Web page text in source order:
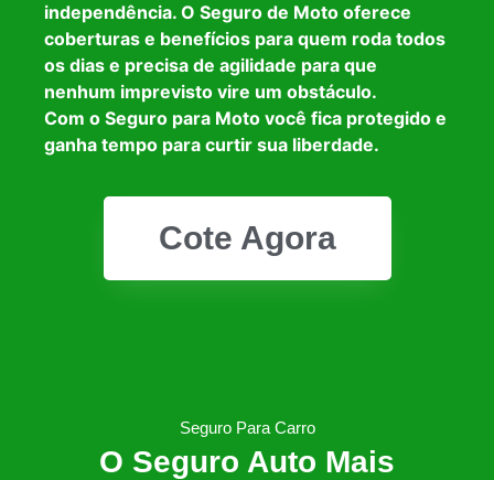
independência. O Seguro de Moto oferece
coberturas e benefícios para quem roda todos
os dias e precisa de agilidade para que
nenhum imprevisto vire um obstáculo.
Com o Seguro para Moto você fica protegido e
ganha tempo para curtir sua liberdade.
Cote Agora
Seguro Para Carro
O Seguro Auto Mais